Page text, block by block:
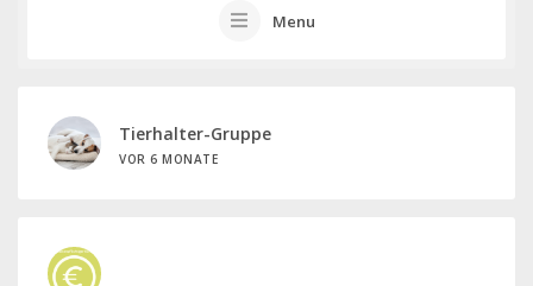
Menu
Tierhalter-Gruppe
VOR 6 MONATE